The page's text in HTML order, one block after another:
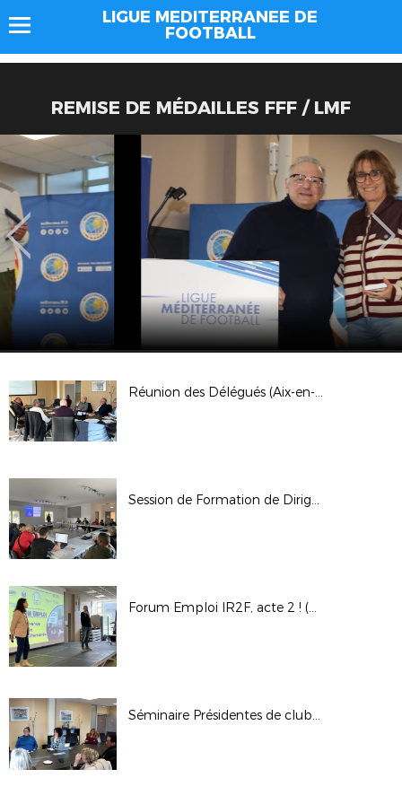
LIGUE MEDITERRANEE DE
FOOTBALL
REMISE DE MÉDAILLES FFF / LMF
Réunion des Délégués (Aix-en-Provence)
Session de Formation de Dirigeants (Garéoult)
Forum Emploi IR2F, acte 2 ! (Aix-en-Provence)
Séminaire Présidentes de clubs (Aix-en-Provence)